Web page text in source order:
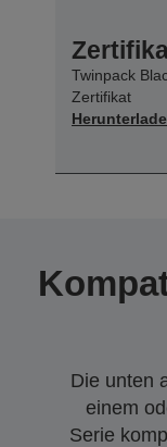
Twinpack
Zertifikat
Die unten
einem
Serie